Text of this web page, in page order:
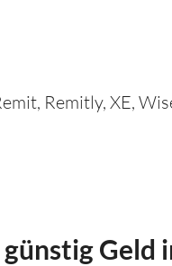
Remitly, XE,
Geld